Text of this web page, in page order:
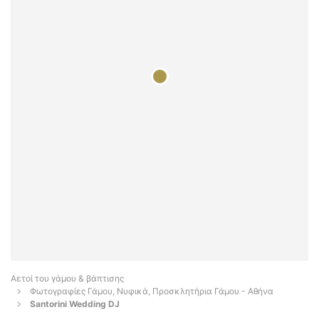
Αετοί του γάμου & βάπτισης
Φωτογραφίες Γάμου, Νυφικά, Προσκλητήρια Γάμου - Αθήνα
Santorini Wedding DJ